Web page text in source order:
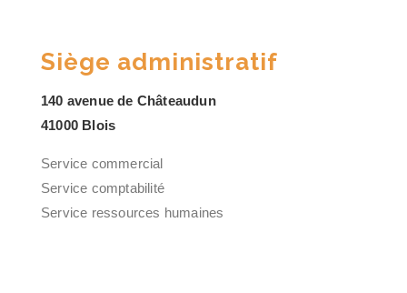
Siège administratif
140 avenue de Châteaudun
41000 Blois
Service commercial
Service comptabilité
Service ressources humaines